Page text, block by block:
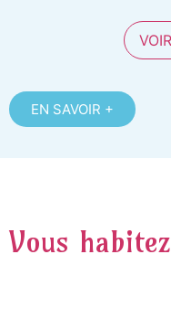
EN SAVOIR +
Vous